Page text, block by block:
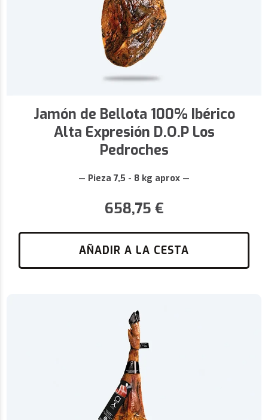
Jamón de Bellota 100% Ibérico
Alta Expresión D.O.P Los
Pedroches
— Pieza 7,5 - 8 kg aprox —
658,75 €
AÑADIR A LA CESTA